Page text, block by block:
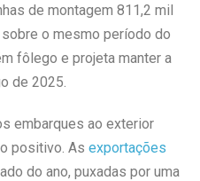
de montagem 811,2 mil
o mesmo período do
fôlego e projeta manter a
de 2025.
embarques ao exterior
positivo. As exportações
do ano, puxadas por uma